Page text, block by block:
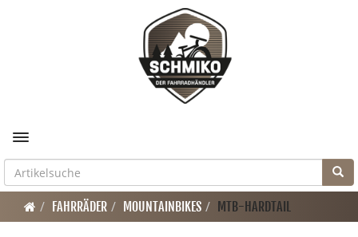
Toggle navigation
FAHRRÄDER MOUNTAINBIKES MTB-HARDTAIL